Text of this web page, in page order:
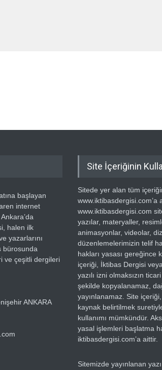
başlayan
internet
halen ilk
yazarlarını
bürosunda
ve çeşitli dergileri
ANKARA
Site İçeriğinin
Sitede yer alan tüm
www.iktibasdergisi.com’a
www.iktibasdergisi.com
yazılar, materyaller,
animasyonlar, videolar,
düzenlemelerimizin telif
hakları yasası gereğince
içeriği, İktibas Dergisi
yazılı izni olmaksızın
şekilde kopyalanamaz,
yayınlanamaz. Site
kaynak belirtilmek
kullanımı mümkündür.
yasal işlemleri başlatma
iktibasdergisi.com’a aittir.
Sitemizde yayınlanan